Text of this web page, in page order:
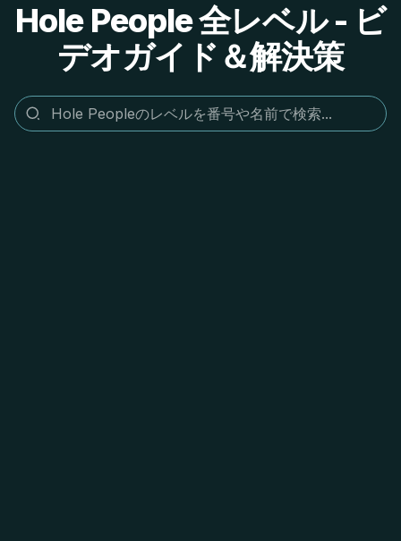
Hole People 全レベル - ビ
デオガイド＆解決策